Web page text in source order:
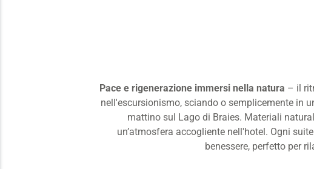
Pace e rigenerazione immersi nella natura – il
nell'escursionismo, sciando o semplicemente in
mattino sul Lago di Braies. Materiali
un’atmosfera accogliente nell'hotel. Ogni
benessere, perfetto per